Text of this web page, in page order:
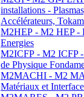
installations -
Accélérateurs,
M2HEP - M2 HEP -
Energies
M2ICFP - M2 ICFP
de Physique
M2MACHI - M2
Matériaux et